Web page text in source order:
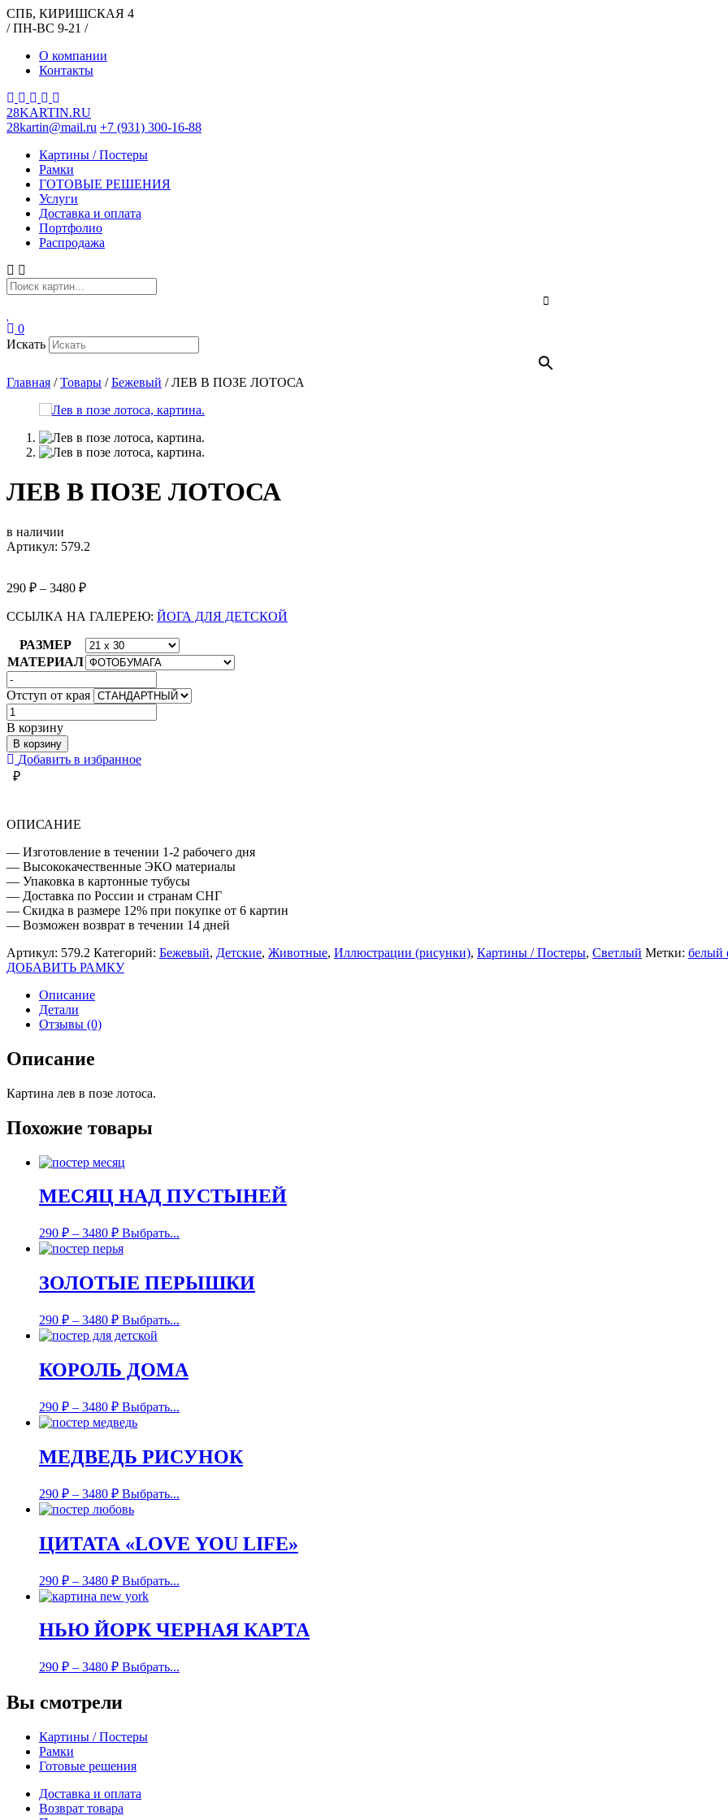
СПБ, КИРИШСКАЯ 4
/ ПН-ВС 9-21 /
О компании
Контакты
28KARTIN.RU
28kartin@mail.ru +7 (931) 300-16-88
Картины / Постеры
Рамки
ГОТОВЫЕ РЕШЕНИЯ
Услуги
Доставка и оплата
Портфолио
Распродажа
0
Искать
Главная /Товары /Бежевый /ЛЕВ В ПОЗЕ ЛОТОСА
ЛЕВ В ПОЗЕ ЛОТОСА
в наличии
Артикул: 579.2
290 ₽ – 3480 ₽
ССЫЛКА НА ГАЛЕРЕЮ: ЙОГА ДЛЯ ДЕТСКОЙ
РАЗМЕР
МАТЕРИАЛ
Отступ от края
Количество
товара
ЛЕВ
В
ПОЗЕ
ЛОТОСА
В корзину
В корзину
Добавить в избранное
₽
ОПИСАНИЕ
— Изготовление в течении 1-2 рабочего дня
— Высококачественные ЭКО материалы
— Упаковка в картонные тубусы
— Доставка по России и странам СНГ
— Скидка в размере 12% при покупке от 6 картин
— Возможен возврат в течении 14 дней
Артикул: 579.2 Категорий: Бежевый, Детские, Животные, Иллюстрации (рисунки), Картины / Постеры, Светлый Метки: белый
ДОБАВИТЬ РАМКУ
Описание
Детали
Отзывы (0)
Описание
Картина лев в позе лотоса.
Похожие товары
МЕСЯЦ НАД ПУСТЫНЕЙ
290 ₽ – 3480 ₽ Выбрать...
ЗОЛОТЫЕ ПЕРЫШКИ
290 ₽ – 3480 ₽ Выбрать...
КОРОЛЬ ДОМА
290 ₽ – 3480 ₽ Выбрать...
МЕДВЕДЬ РИСУНОК
290 ₽ – 3480 ₽ Выбрать...
ЦИТАТА «LOVE YOU LIFE»
290 ₽ – 3480 ₽ Выбрать...
НЬЮ ЙОРК ЧЕРНАЯ КАРТА
290 ₽ – 3480 ₽ Выбрать...
Вы смотрели
Картины / Постеры
Рамки
Готовые решения
Доставка и оплата
Возврат товара